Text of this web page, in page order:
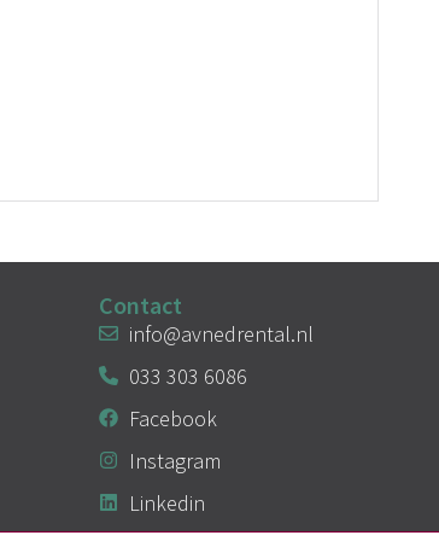
Contact
info@avnedrental.nl
033 303 6086
Facebook
Instagram
Linkedin